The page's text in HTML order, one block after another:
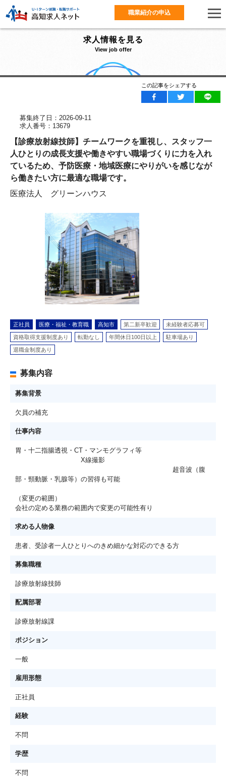
職業紹介の申込
求人情報を見る
View job offer
この記事をシェアする
募集終了日：2026-09-11
求人番号：13679
【診療放射線技師】チームワークを重視し、スタッフ一
人ひとりの成長支援や働きやすい職場づくりに力を入れ
ているため、予防医療・地域医療にやりがいを感じなが
ら働きたい方に最適な職場です。
医療法人 グリーンハウス
正社員 医療・福祉・教育職 高知市 第二新卒歓迎 未経験者応募可
資格取得支援制度あり 転勤なし 年間休日100日以上 駐車場あり
退職金制度あり
募集内容
募集背景
欠員の補充
仕事内容
胃・十二指腸透視・CT・マンモグラフィ等
X線撮影
超音波（腹
部・頸動脈・乳腺等）の習得も可能
（変更の範囲）
会社の定める業務の範囲内で変更の可能性有り
求める人物像
患者、受診者一人ひとりへのきめ細かな対応のできる方
募集職種
診療放射線技師
配属部署
診療放射線課
ポジション
一般
雇用形態
正社員
経験
不問
学歴
不問